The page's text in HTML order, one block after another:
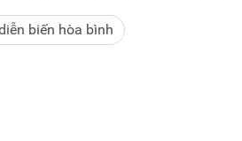
biến hòa bình